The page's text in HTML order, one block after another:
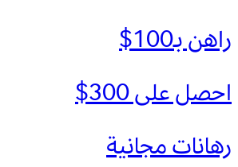
راهن بـ100$
احصل على 300$
رهانات مجانية